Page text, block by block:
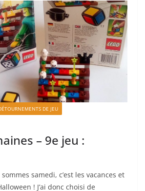
DE JEU
– 9e jeu :
samedi, c’est les vacances et
! J’ai donc choisi de